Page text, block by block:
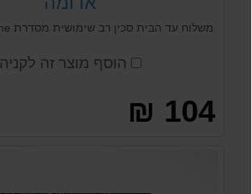
הוסף מוצר זה לקניה
104 ₪